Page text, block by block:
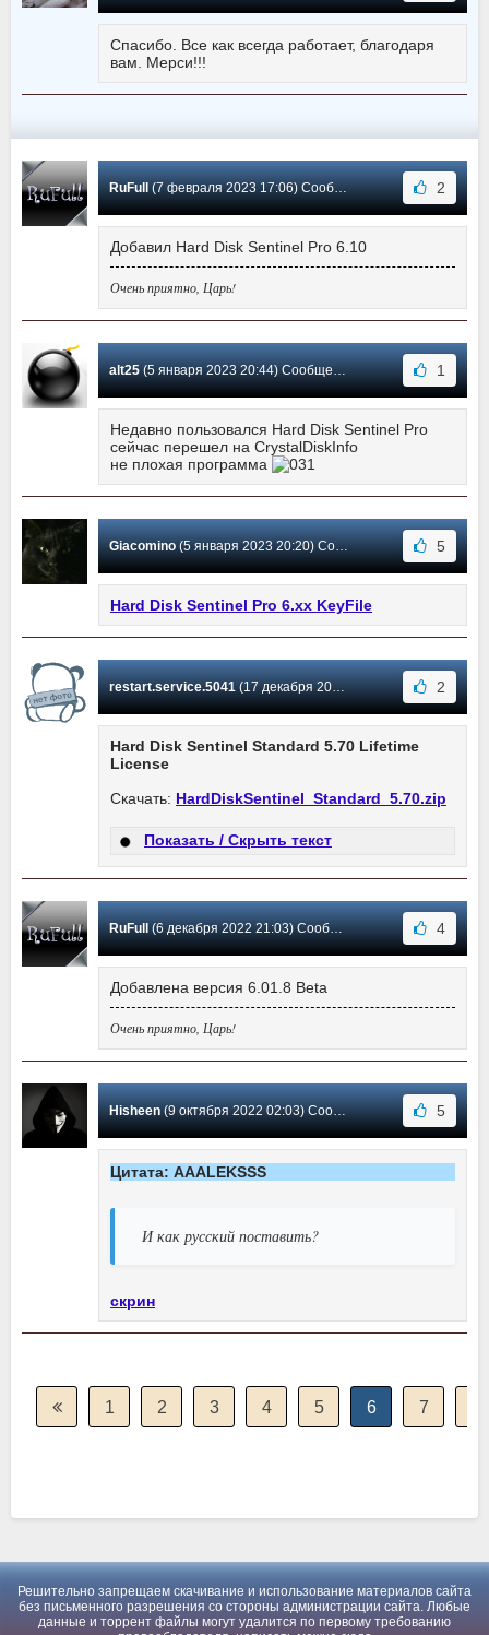
Спасибо. Все как всегда работает, благодаря
вам. Мерси!!!
RuFull (7 февраля 2023 17:06) Сообщение #925 2
Добавил Hard Disk Sentinel Pro 6.10
Очень приятно, Царь!
alt25(5 января 2023 20:44) Сообщение #924 1
Недавно пользовался Hard Disk Sentinel Pro
сейчас перешел на CrystalDiskInfo
не плохая программа
Giacomino(5 января 2023 20:20) Сообщение #923 5
Hard Disk Sentinel Pro 6.xx KeyFile
restart.service.5041(17 декабря 2022 21:51) Сообщение #922 2
Hard Disk Sentinel Standard 5.70 Lifetime
License
Скачать: HardDiskSentinel_Standard_5.70.zip
Показать / Скрыть текст
RuFull(6 декабря 2022 21:03) Сообщение #921 4
Добавлена версия 6.01.8 Beta
Очень приятно, Царь!
Hisheen(9 октября 2022 02:03) Сообщение #920 5
Цитата: AAALEKSSS
И как русский поставить?
скрин
1 2 3 4 5 6 7
Решительно запрещаем скачивание и использование материалов сайта
без письменного разрешения со стороны администрации сайта. Любые
данные и торрент файлы могут удалится по первому требованию